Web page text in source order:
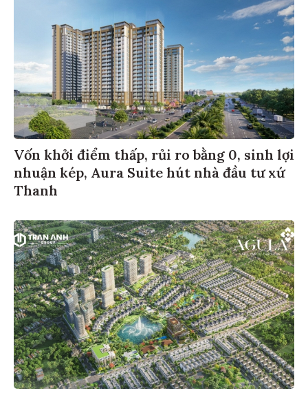
Vốn khởi điểm thấp, rủi ro bằng 0, sinh lợi
nhuận kép, Aura Suite hút nhà đầu tư xứ
Thanh